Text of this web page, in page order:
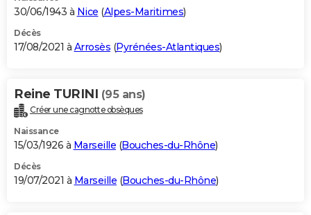
30/06/1943 à Nice (Alpes-Maritimes)
Décès
17/08/2021 à Arrosès (Pyrénées-Atlantiques)
Reine TURINI (95 ans)
Créer une cagnotte obsèques
Naissance
15/03/1926 à Marseille (Bouches-du-Rhône)
Décès
19/07/2021 à Marseille (Bouches-du-Rhône)